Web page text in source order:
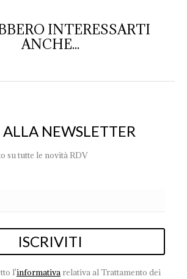
INTERESSARTI
ANCHE...
NEWSLETTER
su tutte le novità RDV
l'informativa relativa al Trattamento dei